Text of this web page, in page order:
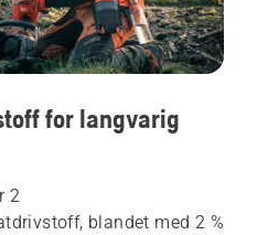
for langvarig
2
blandet med 2 %